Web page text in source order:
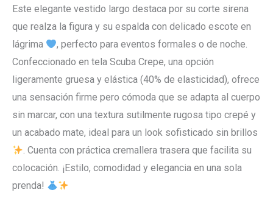
Este elegante vestido largo destaca por su corte sirena
que realza la figura y su espalda con delicado escote en
lágrima
, perfecto para eventos formales o de noche.
Confeccionado en tela Scuba Crepe, una opción
ligeramente gruesa y elástica (40% de elasticidad), ofrece
una sensación firme pero cómoda que se adapta al cuerpo
sin marcar, con una textura sutilmente rugosa tipo crepé y
un acabado mate, ideal para un look sofisticado sin brillos
. Cuenta con práctica cremallera trasera que facilita su
colocación. ¡Estilo, comodidad y elegancia en una sola
prenda!